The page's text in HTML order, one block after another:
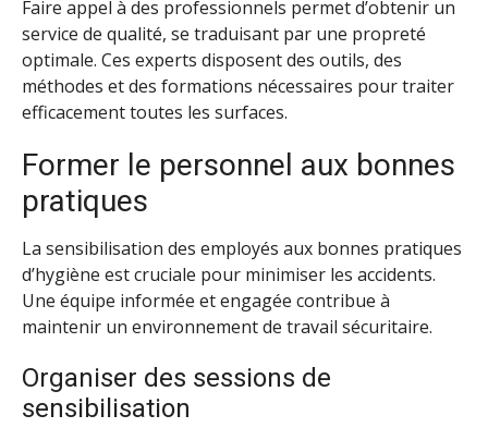
Faire appel à des professionnels permet d’obtenir un
service de qualité, se traduisant par une propreté
optimale. Ces experts disposent des outils, des
méthodes et des formations nécessaires pour traiter
efficacement toutes les surfaces.
Former le personnel aux bonnes
pratiques
La sensibilisation des employés aux bonnes pratiques
d’hygiène est cruciale pour minimiser les accidents.
Une équipe informée et engagée contribue à
maintenir un environnement de travail sécuritaire.
Organiser des sessions de
sensibilisation